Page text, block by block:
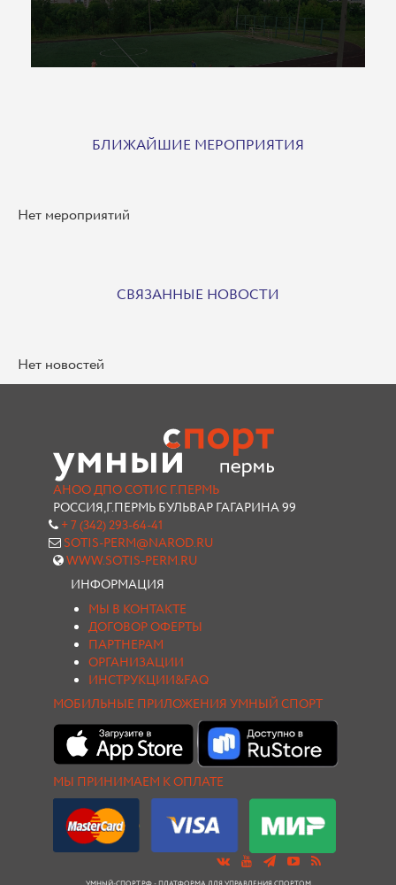
БЛИЖАЙШИЕ МЕРОПРИЯТИЯ
Нет мероприятий
СВЯЗАННЫЕ НОВОСТИ
Нет новостей
АНОО ДПО СОТИС Г.ПЕРМЬ
РОССИЯ,Г.ПЕРМЬ БУЛЬВАР ГАГАРИНА 99
+ 7 (342) 293-64-41
SOTIS-PERM@NAROD.RU
WWW.SOTIS-PERM.RU
ИНФОРМАЦИЯ
МЫ В КОНТАКТЕ
ДОГОВОР ОФЕРТЫ
ПАРТНЕРАМ
ОРГАНИЗАЦИИ
ИНСТРУКЦИИ&FAQ
МОБИЛЬНЫЕ ПРИЛОЖЕНИЯ УМНЫЙ СПОРТ
МЫ ПРИНИМАЕМ К ОПЛАТЕ